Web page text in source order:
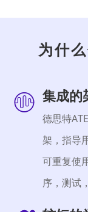
为什
集成的
德思特
架，指导
可重复使
序，测试